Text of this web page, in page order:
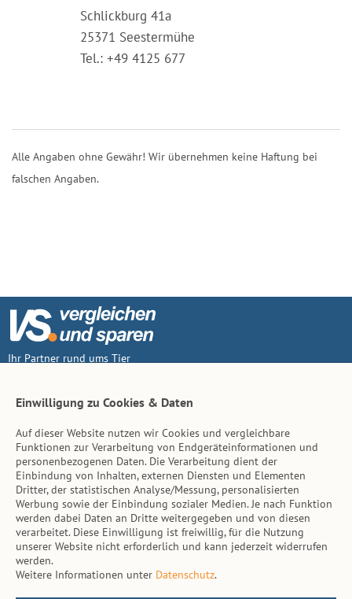
Schlickburg 41a
25371 Seestermühe
Tel.: +49 4125 677
Alle Angaben ohne Gewähr! Wir übernehmen keine Haftung bei
falschen Angaben.
Ihr Partner rund ums Tier
Inhalt
Tierarzt-Suche
Hinweise
AGB
Impressum
Datenschutz
Einwilligung zu Cookies & Daten
Auf dieser Website nutzen wir Cookies und vergleichbare
Funktionen zur Verarbeitung von Endgeräteinformationen und
personenbezogenen Daten. Die Verarbeitung dient der
Einbindung von Inhalten, externen Diensten und Elementen
Dritter, der statistischen Analyse/Messung, personalisierten
Werbung sowie der Einbindung sozialer Medien. Je nach Funktion
werden dabei Daten an Dritte weitergegeben und von diesen
verarbeitet. Diese Einwilligung ist freiwillig, für die Nutzung
unserer Website nicht erforderlich und kann jederzeit widerrufen
werden.
Weitere Informationen unter Datenschutz.